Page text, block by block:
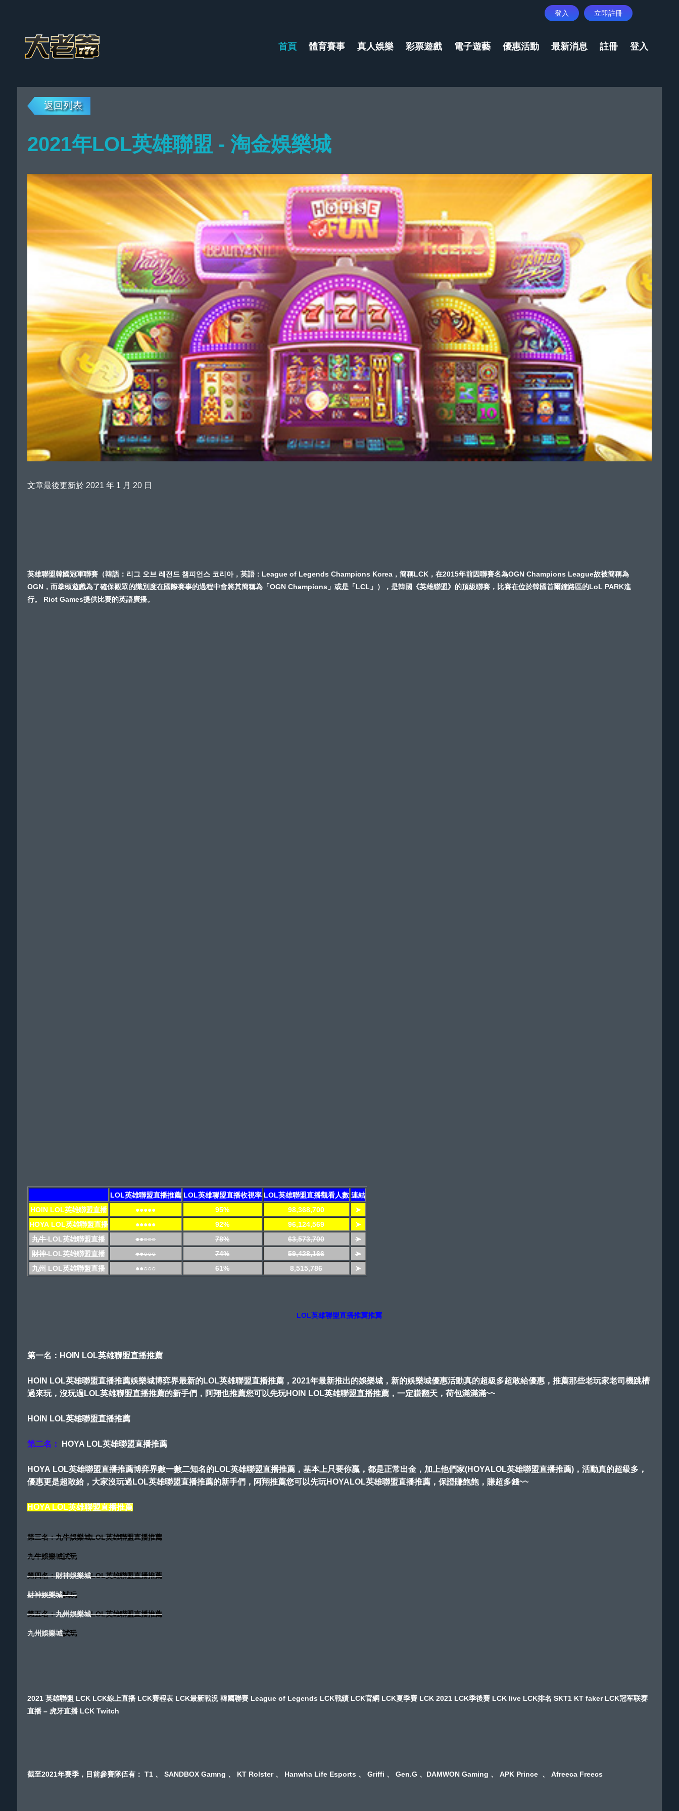
登入 立即註冊
首頁 體育賽事 真人娛樂 彩票遊戲 電子遊藝 優惠活動 最新消息 註冊 登入
返回列表
2021年LOL英雄聯盟 - 淘金娛樂城
文章最後更新於 2021 年 1 月 20 日
英雄聯盟韓國冠軍聯賽（韓語：리그 오브 레전드 챔피언스 코리아，英語：League of Legends Champions Korea，簡稱LCK，在2015年前因聯賽名為OGN Champions League故被簡稱為
OGN，而拳頭遊戲為了確保觀眾的識別度在國際賽事的過程中會將其簡稱為「OGN Champions」或是「LCL」），是韓國《英雄聯盟》的頂級聯賽，比賽在位於韓國首爾鐘路區的LoL PARK進
行。 Riot Games提供比賽的英語廣播。
LOL英雄聯盟直播推薦 LOL英雄聯盟直播收視率 LOL英雄聯盟直播觀看人數 連結
HOIN LOL英雄聯盟直播
●●●●● 95% 98,368,700
➤
HOYA LOL英雄聯盟直播
●●●●● 92% 96,124,569
➤
九牛LOL英雄聯盟直播 ●●○○○ 78% 63,573,700
➤
財神LOL英雄聯盟直播 ●●○○○ 74% 59,428,166
➤
九州LOL英雄聯盟直播 ●●○○○ 61% 8,515,786 ➤
LOL英雄聯盟直播推薦推薦
第一名：HOIN LOL英雄聯盟直播推薦
HOIN LOL英雄聯盟直播推薦娛樂城博弈界最新的LOL英雄聯盟直播推薦，2021年最新推出的娛樂城，新的娛樂城優惠活動真的超級多超敢給優惠，推薦那些老玩家老司機跳槽
過來玩，沒玩過LOL英雄聯盟直播推薦的新手們，阿翔也推薦您可以先玩HOIN LOL英雄聯盟直播推薦，一定賺翻天，荷包滿滿滿~~
HOIN LOL英雄聯盟直播推薦
第二名： HOYA LOL英雄聯盟直播推薦
HOYA LOL英雄聯盟直播推薦博弈界數一數二知名的LOL英雄聯盟直播推薦，基本上只要你贏，都是正常出金，加上他們家(HOYALOL英雄聯盟直播推薦)，活動真的超級多，
優惠更是超敢給，大家沒玩過LOL英雄聯盟直播推薦的新手們，阿翔推薦您可以先玩HOYALOL英雄聯盟直播推薦，保證賺飽飽，賺超多錢~~
HOYA LOL英雄聯盟直播推薦
第三名：九牛娛樂城LOL英雄聯盟直播推薦
九牛娛樂城試玩
第四名：財神娛樂城LOL英雄聯盟直播推薦
財神娛樂城試玩
第五名：九州娛樂城LOL英雄聯盟直播推薦
九州娛樂城試玩
2021 英雄聯盟 LCK LCK線上直播 LCK賽程表 LCK最新戰況 韓國聯賽 League of Legends LCK戰績 LCK官網 LCK夏季賽 LCK 2021 LCK季後賽 LCK live LCK排名 SKT1 KT faker LCK冠军联赛
直播 – 虎牙直播 LCK Twitch
截至2021年賽季，目前參賽隊伍有： T1 、 SANDBOX Gamng 、 KT Rolster 、 Hanwha Life Esports 、 Griffi 、 Gen.G 、DAMWON Gaming 、 APK Prince 、 Afreeca Freecs